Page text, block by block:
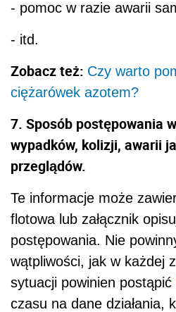
- pomoc w razie awarii
- itd.
Zobacz też: Czy warto
ciężarówek azotem?
7. Sposób postępowania
wypadków, kolizji, awarii
przeglądów.
Te informacje może
flotowa lub załącznik
postępowania. Nie
wątpliwości, jak w każdej
sytuacji powinien postąpić
czasu na dane działania,